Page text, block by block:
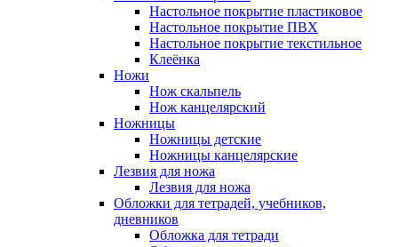
Настольное покрытие пластиковое
Настольное покрытие ПВХ
Настольное покрытие текстильное
Клеёнка
Ножи
Нож скальпель
Нож канцелярский
Ножницы
Ножницы детские
Ножницы канцелярские
Лезвия для ножа
Лезвия для ножа
Обложки для тетрадей, учебников,
дневников
Обложка для тетради